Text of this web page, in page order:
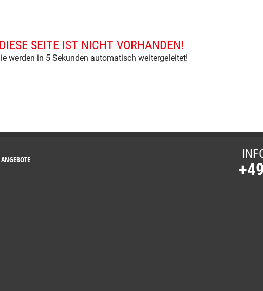
DIESE SEITE IST NICHT VORHANDEN!
werden in 5 Sekunden automatisch weitergeleitet!
ANGEBOTE